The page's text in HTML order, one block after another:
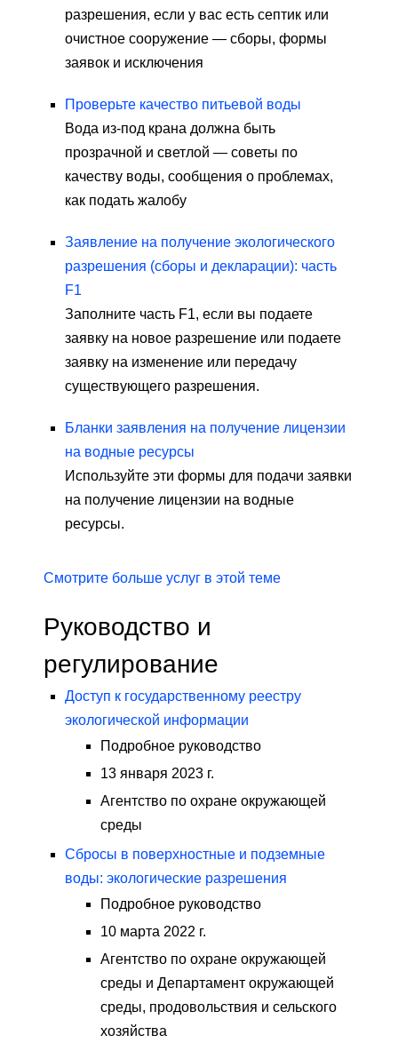
разрешения, если у вас есть септик или
очистное сооружение — сборы, формы
заявок и исключения
Проверьте качество питьевой воды
Вода из-под крана должна быть
прозрачной и светлой — советы по
качеству воды, сообщения о проблемах,
как подать жалобу
Заявление на получение экологического
разрешения (сборы и декларации): часть
F1
Заполните часть F1, если вы подаете
заявку на новое разрешение или подаете
заявку на изменение или передачу
существующего разрешения.
Бланки заявления на получение лицензии
на водные ресурсы
Используйте эти формы для подачи заявки
на получение лицензии на водные
ресурсы.
Смотрите больше услуг в этой теме
Руководство и
регулирование
Доступ к государственному реестру
экологической информации
Подробное руководство
13 января 2023 г.
Агентство по охране окружающей
среды
Сбросы в поверхностные и подземные
воды: экологические разрешения
Подробное руководство
10 марта 2022 г.
Агентство по охране окружающей
среды и Департамент окружающей
среды, продовольствия и сельского
хозяйства